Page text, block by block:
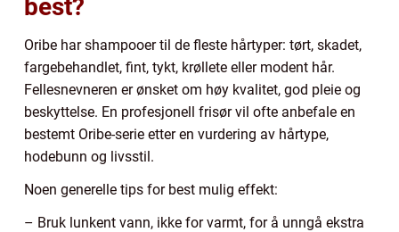
best?
Oribe har shampooer til de fleste hårtyper: tørt, skadet,
fargebehandlet, fint, tykt, krøllete eller modent hår.
Fellesnevneren er ønsket om høy kvalitet, god pleie og
beskyttelse. En profesjonell frisør vil ofte anbefale en
bestemt Oribe-serie etter en vurdering av hårtype,
hodebunn og livsstil.
Noen generelle tips for best mulig effekt:
– Bruk lunkent vann, ikke for varmt, for å unngå ekstra